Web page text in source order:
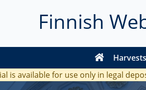
Finnish
Harvests
is available for use only in legal